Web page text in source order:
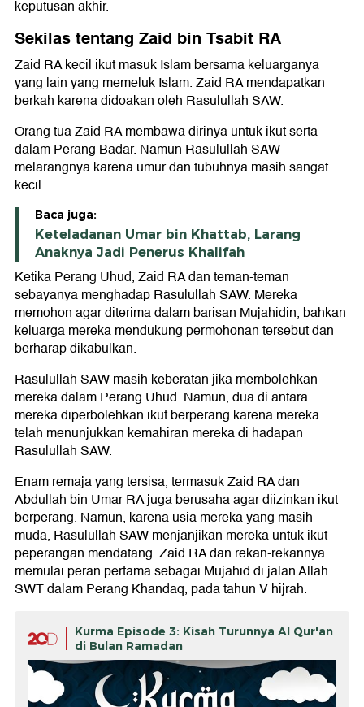
keputusan akhir.
Sekilas tentang Zaid bin Tsabit RA
Zaid RA kecil ikut masuk Islam bersama keluarganya
yang lain yang memeluk Islam. Zaid RA mendapatkan
berkah karena didoakan oleh Rasulullah SAW.
Orang tua Zaid RA membawa dirinya untuk ikut serta
dalam Perang Badar. Namun Rasulullah SAW
melarangnya karena umur dan tubuhnya masih sangat
kecil.
Baca juga:
Keteladanan Umar bin Khattab, Larang
Anaknya Jadi Penerus Khalifah
Ketika Perang Uhud, Zaid RA dan teman-teman
sebayanya menghadap Rasulullah SAW. Mereka
memohon agar diterima dalam barisan Mujahidin, bahkan
keluarga mereka mendukung permohonan tersebut dan
berharap dikabulkan.
Rasulullah SAW masih keberatan jika membolehkan
mereka dalam Perang Uhud. Namun, dua di antara
mereka diperbolehkan ikut berperang karena mereka
telah menunjukkan kemahiran mereka di hadapan
Rasulullah SAW.
Enam remaja yang tersisa, termasuk Zaid RA dan
Abdullah bin Umar RA juga berusaha agar diizinkan ikut
berperang. Namun, karena usia mereka yang masih
muda, Rasulullah SAW menjanjikan mereka untuk ikut
peperangan mendatang. Zaid RA dan rekan-rekannya
memulai peran pertama sebagai Mujahid di jalan Allah
SWT dalam Perang Khandaq, pada tahun V hijrah.
Kurma Episode 3: Kisah Turunnya Al Qur'an
di Bulan Ramadan